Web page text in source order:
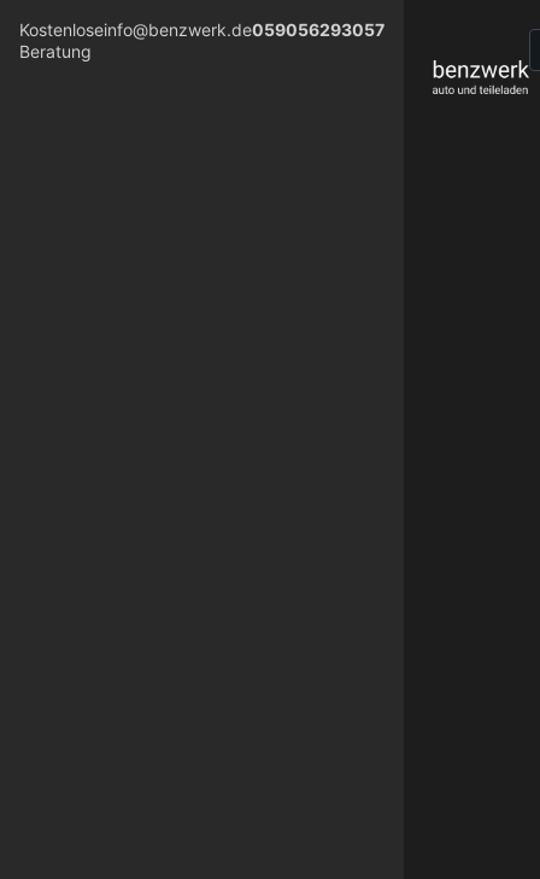
Kostenlose
Beratung
info@benzwerk.de059056293057